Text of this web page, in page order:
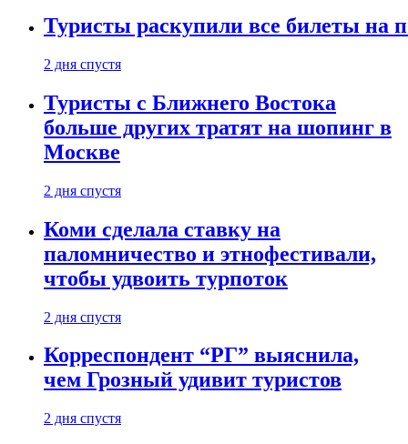
Туристы раскупили все билеты на
2 дня спустя
Туристы с Ближнего Востока
больше других тратят на шопинг в
Москве
2 дня спустя
Коми сделала ставку на
паломничество и этнофестивали,
чтобы удвоить турпоток
2 дня спустя
Корреспондент “РГ” выяснила,
чем Грозный удивит туристов
2 дня спустя